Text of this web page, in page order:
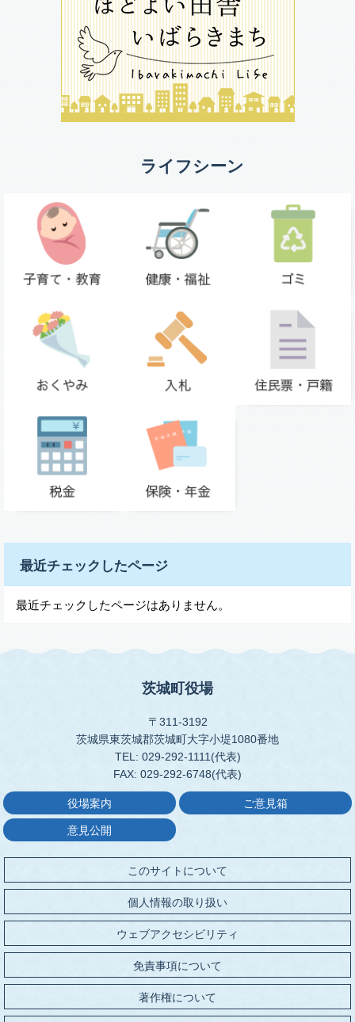
ライフシーン
最近チェックしたページ
最近チェックしたページはありません。
茨城町役場
〒311-3192
茨城県東茨城郡茨城町大字小堤1080番地
TEL: 029-292-1111(代表)
FAX: 029-292-6748(代表)
役場案内 ご意見箱
意見公開
このサイトについて
個人情報の取り扱い
ウェブアクセシビリティ
免責事項について
著作権について